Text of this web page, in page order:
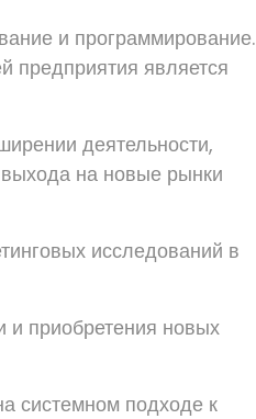
и программирование.
предприятия является
деятельности,
выхода на новые рынки
исследований в
и приобретения новых
системном подходе к